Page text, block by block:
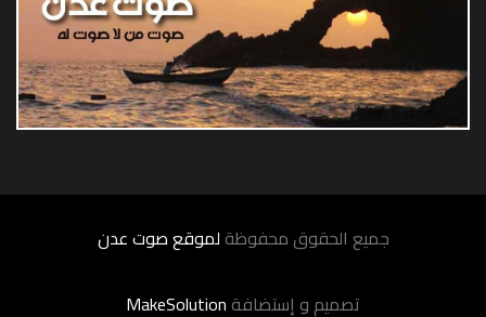
جميع الحقوق محفوظة لموقع صوت عدن
تصميم و إستضافة MakeSolution